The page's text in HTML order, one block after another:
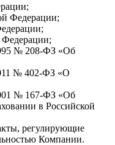
Федерации;
Федерации;
№ 208-ФЗ «Об
№ 402-ФЗ «О
№ 167-ФЗ «Об
в Российской
регулирующие
Компании.